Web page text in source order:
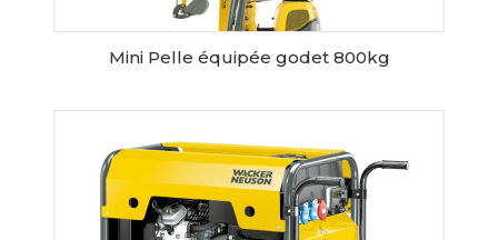
Mini Pelle équipée godet 800kg